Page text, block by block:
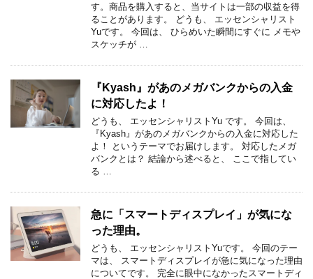
す。商品を購入すると、当サイトは一部の収益を得
ることがあります。 どうも、 エッセンシャリスト
Yuです。 今回は、 ひらめいた瞬間にすぐに メモや
スケッチが …
『Kyash』があのメガバンクからの入金
に対応したよ！
どうも、 エッセンシャリストYu です。 今回は、
『Kyash』があのメガバンクからの入金に対応した
よ！ というテーマでお届けします。 対応したメガ
バンクとは？ 結論から述べると、 ここで指してい
る …
急に「スマートディスプレイ」が気にな
った理由。
どうも、 エッセンシャリストYuです。 今回のテー
マは、 スマートディスプレイが急に気になった理由
についてです。 完全に眼中になかったスマートディ